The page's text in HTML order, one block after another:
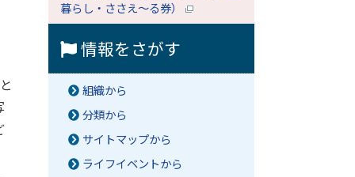
暮らし・ささえ～る券）
情報をさがす
組織から
分類から
サイトマップから
ライフイベントから